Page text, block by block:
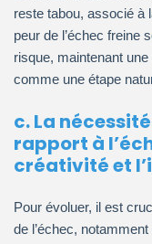
reste tabou, associé à
peur de l’échec freine
risque, maintenant une
comme une étape
c. La
rapport à
créativité et
Pour évoluer, il est
de l’échec,